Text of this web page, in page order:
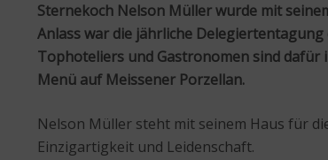
Sternekoch Nelson Müller wurde mit
Anlass war die jährliche
Tophoteliers und Gastronomen sind dafür
Menü auf Meissener Porzellan.
Nelson Müller steht mit seinem Haus für
Einzigartigkeit und Leidenschaft.